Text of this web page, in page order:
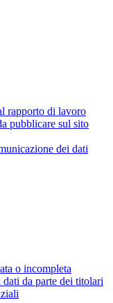
rapporto di lavoro
pubblicare sul sito
dei dati
o incompleta
da parte dei titolari